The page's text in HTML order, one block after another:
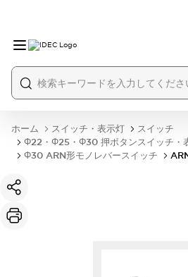
ホーム スイッチ・表示灯
スイッチ
Φ22・Φ25・Φ30 押ボタンスイッチ・
Φ30 ARN形モノレバースイッチ